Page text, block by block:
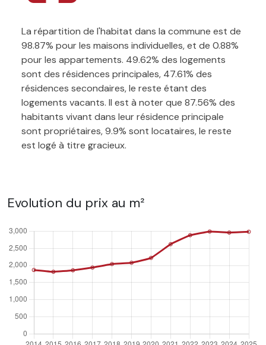
La répartition de l'habitat dans la commune est de
98.87% pour les maisons individuelles, et de 0.88%
pour les appartements. 49.62% des logements
sont des résidences principales, 47.61% des
résidences secondaires, le reste étant des
logements vacants. Il est à noter que 87.56% des
habitants vivant dans leur résidence principale
sont propriétaires, 9.9% sont locataires, le reste
est logé à titre gracieux.
Evolution du prix au m²